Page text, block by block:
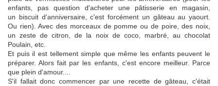
enfants, pas question d'acheter une pâtisserie en magasin,
un biscuit d'anniversaire, c'est forcément un gâteau au yaourt.
Ou rien). Avec des morceaux de pomme ou de poire, des noix,
un zeste de citron, de la noix de coco, marbré, au chocolat
Poulain, etc.
Et puis il est tellement simple que même les enfants peuvent le
préparer. Alors fait par les enfants, c'est encore meilleur. Parce
que plein d'amour....
S'il fallait donc commencer par une recette de gâteau, c'était